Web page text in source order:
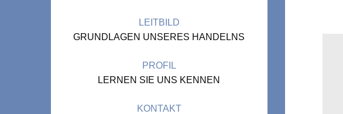
LEITBILD
GRUNDLAGEN UNSERES HANDELNS
PROFIL
LERNEN SIE UNS KENNEN
KONTAKT